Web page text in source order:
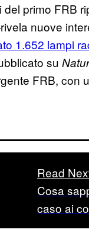
del primo FRB
nuove
1.652 lampi
su
FRB, con
Read
Cosa
caso ai